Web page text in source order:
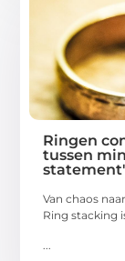
Ringen
tussen
Van chaos
Ring stacking